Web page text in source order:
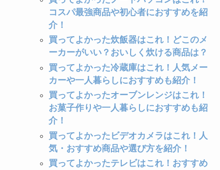
コスパ最強商品や初心者におすすめを紹
介！
買ってよかった炊飯器はこれ！どこのメ
ーカーがいい？おいしく炊ける商品は？
買ってよかった冷蔵庫はこれ！人気メー
カーや一人暮らしにおすすめも紹介！
買ってよかったオーブンレンジはこれ！
お菓子作りや一人暮らしにおすすめも紹
介！
買ってよかったビデオカメラはこれ！人
気・おすすめ商品や選び方を紹介！
買ってよかったテレビはこれ！おすすめ